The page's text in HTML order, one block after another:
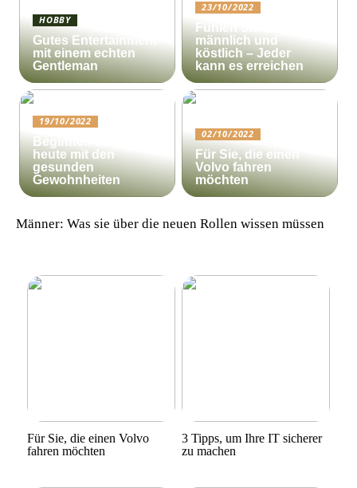
HOBBY
Gutes Entertainment
mit einem echten
Gentleman
23/10/2022
Fühlen Sie sich
männlich und
köstlich – Jeder
kann es erreichen
19/10/2022
Beginnen Sie noch
heute mit den
gesunden
Gewohnheiten
02/10/2022
Für Sie, die einen
Volvo fahren
möchten
Männer: Was sie über die neuen Rollen wissen müssen
Für Sie, die einen Volvo
fahren möchten
3 Tipps, um Ihre IT sicherer
zu machen